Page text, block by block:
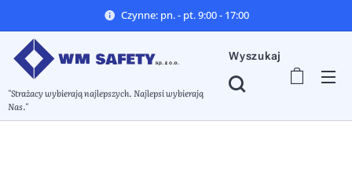
Czynne: pn. - pt. 9:00 - 17:00
"Strażacy wybierają najlepszych. Najlepsi wybierają
Nas."
Wyszukaj